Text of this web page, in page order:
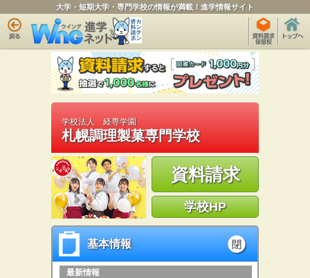
大学・短期大学・専門学校の情報が満載！進学情報サイト
学校法人 経専学園
札幌調理製菓専門学校
資料請求
学校HP
基本情報
基本情報
最新情報